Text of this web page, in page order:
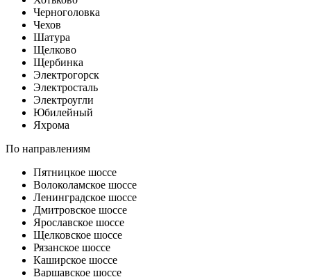
Черноголовка
Чехов
Шатура
Щелково
Щербинка
Электрогорск
Электросталь
Электроугли
Юбилейный
Яхрома
По направлениям
Пятницкое шоссе
Волоколамское шоссе
Ленинградское шоссе
Дмитровское шоссе
Ярославское шоссе
Щелковское шоссе
Рязанское шоссе
Каширское шоссе
Варшавское шоссе